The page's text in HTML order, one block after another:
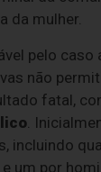
da mulher.
pelo caso
não
fatal,
.
incluindo
um por